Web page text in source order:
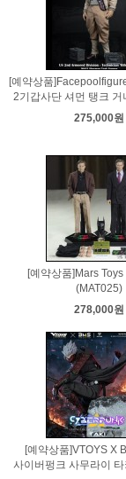
[예약상품
2기갑사단 셔먼 탱크 거
275,000원
[예약상품]Mars Toys
(MAT025)
278,000원
[예약상품]VTOYS X
사이버펑크 사무라이